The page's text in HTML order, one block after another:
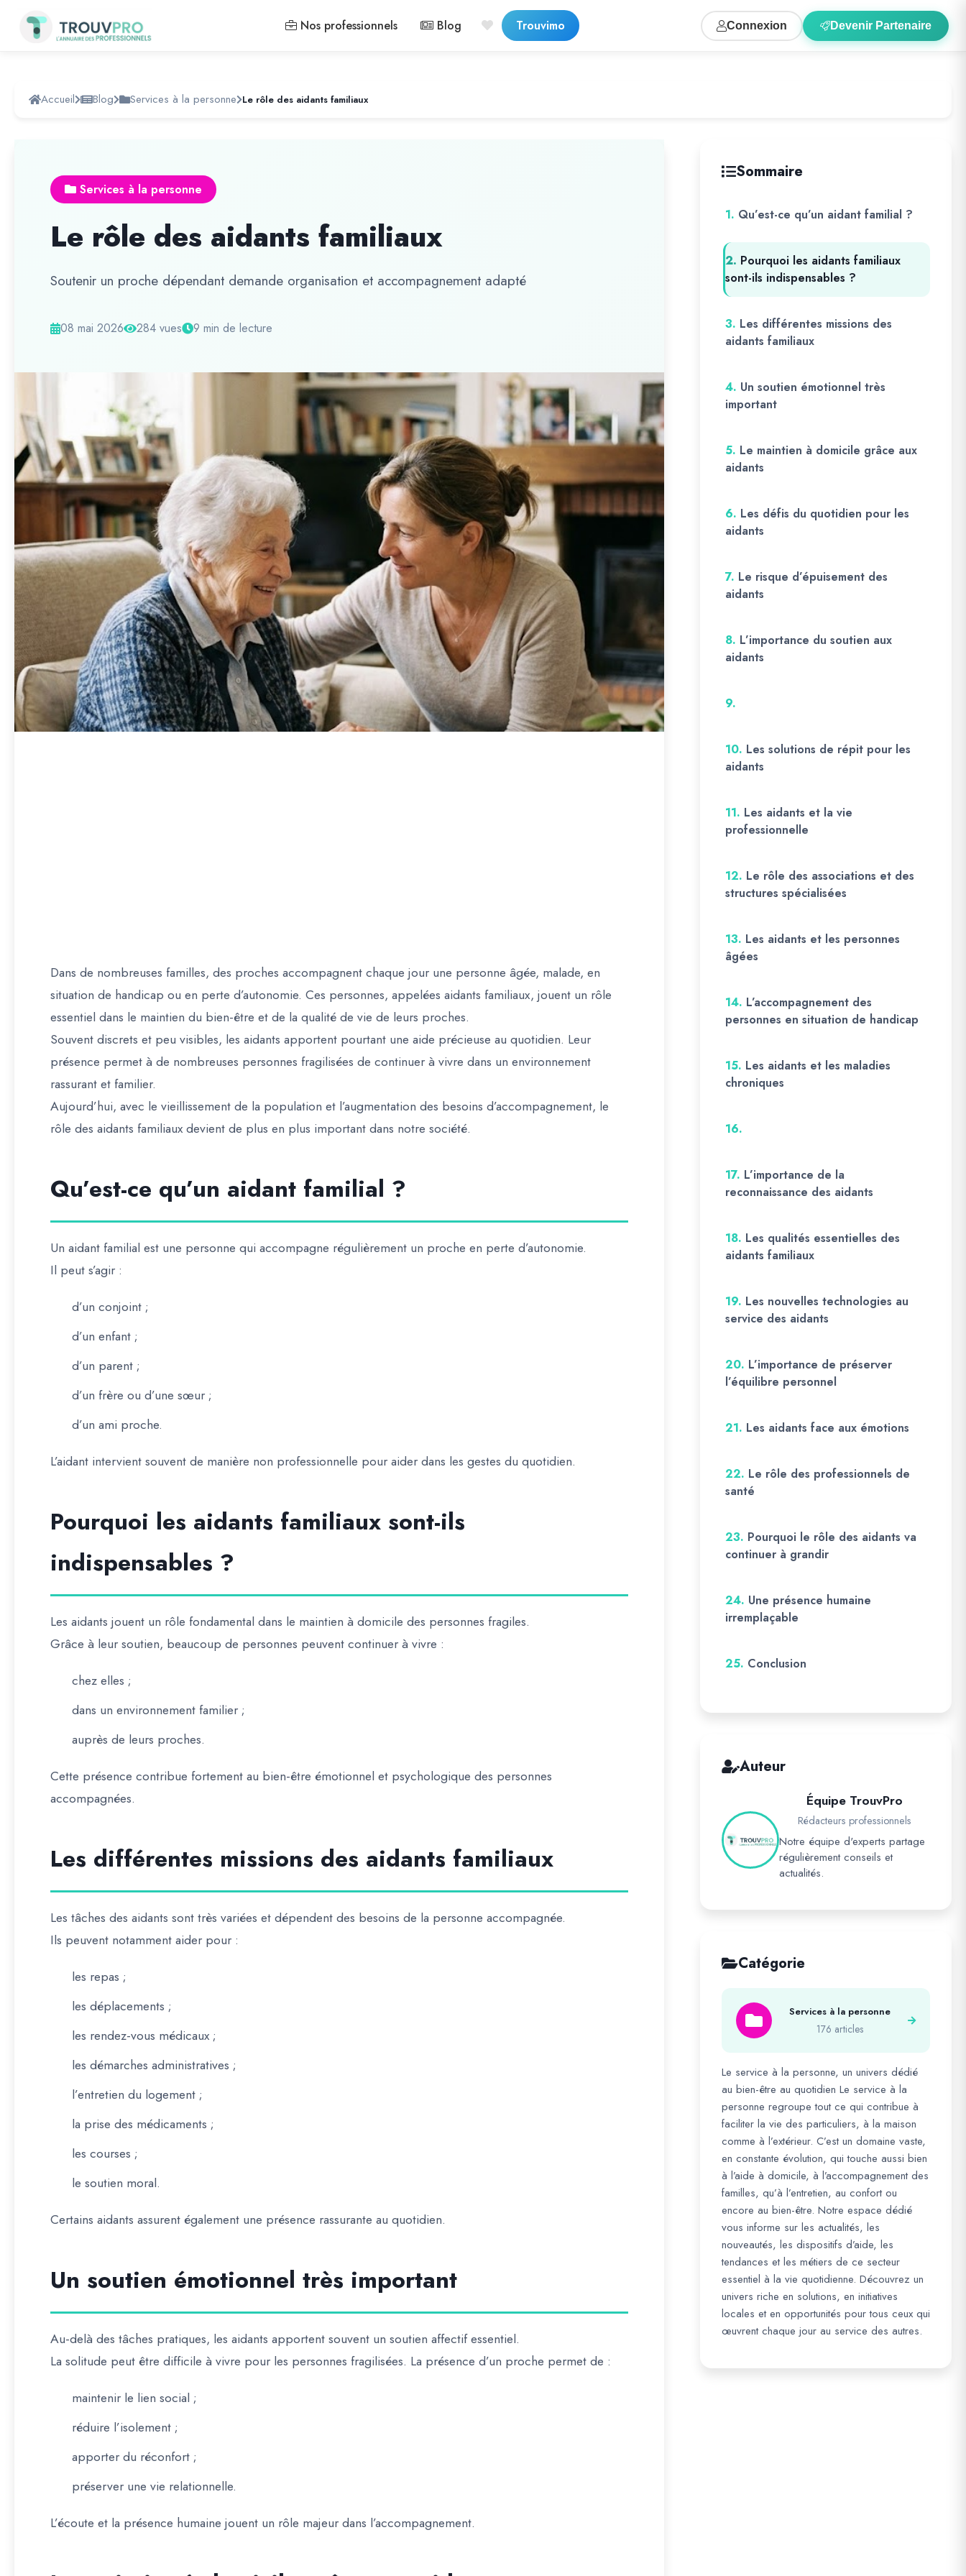
Nos professionnels Blog Trouvimo Connexion Devenir Partenaire
Accueil Blog Services à la personne Le rôle des aidants familiaux
Services à la personne
Le rôle des aidants familiaux
Soutenir un proche dépendant demande organisation et accompagnement adapté
08 mai 2026 284 vues 9 min de lecture
Dans de nombreuses familles, des proches accompagnent chaque jour une personne âgée, malade, en
situation de handicap ou en perte d’autonomie. Ces personnes, appelées aidants familiaux, jouent un rôle
essentiel dans le maintien du bien-être et de la qualité de vie de leurs proches.
Souvent discrets et peu visibles, les aidants apportent pourtant une aide précieuse au quotidien. Leur
présence permet à de nombreuses personnes fragilisées de continuer à vivre dans un environnement
rassurant et familier.
Aujourd’hui, avec le vieillissement de la population et l’augmentation des besoins d’accompagnement, le
rôle des aidants familiaux devient de plus en plus important dans notre société.
Qu’est-ce qu’un aidant familial ?
Un aidant familial est une personne qui accompagne régulièrement un proche en perte d’autonomie.
Il peut s’agir :
d’un conjoint ;
d’un enfant ;
d’un parent ;
d’un frère ou d’une sœur ;
d’un ami proche.
L’aidant intervient souvent de manière non professionnelle pour aider dans les gestes du quotidien.
Pourquoi les aidants familiaux sont-ils
indispensables ?
Les aidants jouent un rôle fondamental dans le maintien à domicile des personnes fragiles.
Grâce à leur soutien, beaucoup de personnes peuvent continuer à vivre :
chez elles ;
dans un environnement familier ;
auprès de leurs proches.
Cette présence contribue fortement au bien-être émotionnel et psychologique des personnes
accompagnées.
Les différentes missions des aidants familiaux
Les tâches des aidants sont très variées et dépendent des besoins de la personne accompagnée.
Ils peuvent notamment aider pour :
les repas ;
les déplacements ;
les rendez-vous médicaux ;
les démarches administratives ;
l’entretien du logement ;
la prise des médicaments ;
les courses ;
le soutien moral.
Certains aidants assurent également une présence rassurante au quotidien.
Un soutien émotionnel très important
Au-delà des tâches pratiques, les aidants apportent souvent un soutien affectif essentiel.
La solitude peut être difficile à vivre pour les personnes fragilisées. La présence d’un proche permet de :
maintenir le lien social ;
réduire l’isolement ;
apporter du réconfort ;
préserver une vie relationnelle.
L’écoute et la présence humaine jouent un rôle majeur dans l’accompagnement.
Sommaire
1. Qu’est-ce qu’un aidant familial ?
2. Pourquoi les aidants familiaux
sont-ils indispensables ?
3. Les différentes missions des
aidants familiaux
4. Un soutien émotionnel très
important
5. Le maintien à domicile grâce aux
aidants
6. Les défis du quotidien pour les
aidants
7. Le risque d’épuisement des
aidants
8. L’importance du soutien aux
aidants
9.
10. Les solutions de répit pour les
aidants
11. Les aidants et la vie
professionnelle
12. Le rôle des associations et des
structures spécialisées
13. Les aidants et les personnes
âgées
14. L’accompagnement des
personnes en situation de handicap
15. Les aidants et les maladies
chroniques
16.
17. L’importance de la
reconnaissance des aidants
18. Les qualités essentielles des
aidants familiaux
19. Les nouvelles technologies au
service des aidants
20. L’importance de préserver
l’équilibre personnel
21. Les aidants face aux émotions
22. Le rôle des professionnels de
santé
23. Pourquoi le rôle des aidants va
continuer à grandir
24. Une présence humaine
irremplaçable
25. Conclusion
Auteur
Équipe TrouvPro
Rédacteurs professionnels
Notre équipe d'experts partage
régulièrement conseils et
actualités.
Catégorie
Services à la personne
176 articles
Le service à la personne, un univers dédié
au bien-être au quotidien Le service à la
personne regroupe tout ce qui contribue à
faciliter la vie des particuliers, à la maison
comme à l’extérieur. C’est un domaine vaste,
en constante évolution, qui touche aussi bien
à l’aide à domicile, à l’accompagnement des
familles, qu’à l’entretien, au confort ou
encore au bien-être. Notre espace dédié
vous informe sur les actualités, les
nouveautés, les dispositifs d’aide, les
tendances et les métiers de ce secteur
essentiel à la vie quotidienne. Découvrez un
univers riche en solutions, en initiatives
locales et en opportunités pour tous ceux qui
œuvrent chaque jour au service des autres.